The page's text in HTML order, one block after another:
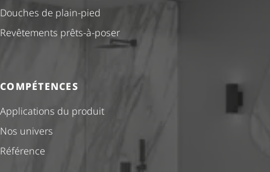
Douches de plain-pied
Revêtements prêts-à-poser
COMPÉTENCES
Applications du produit
Nos univers
Référence